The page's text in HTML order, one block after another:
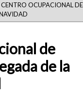
CENTRO OCUPACIONAL DE
de
de la